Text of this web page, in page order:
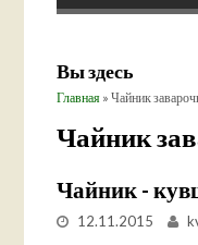
Вы здесь
Главная » Чайник
Чайник
Чайник -
12.11.2015